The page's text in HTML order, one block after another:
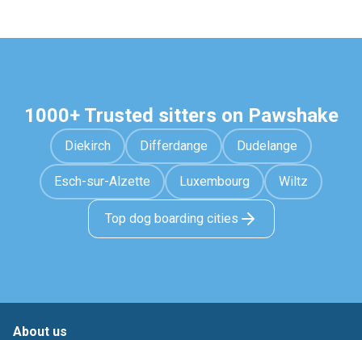
1000+ Trusted sitters on Pawshake
Diekirch Differdange Dudelange
Esch-sur-Alzette Luxembourg Wiltz
Top dog boarding cities
About us